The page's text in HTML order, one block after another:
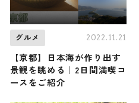
グルメ 2022.11.21
【京都】日本海が作り出す
景観を眺める｜2日間満喫コ
ースをご紹介